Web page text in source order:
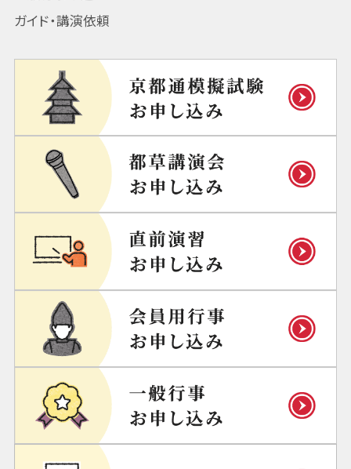
ガイド・講演依頼